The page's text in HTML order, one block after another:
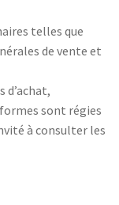
telles que
de vente et
d’achat,
sont régies
à consulter les